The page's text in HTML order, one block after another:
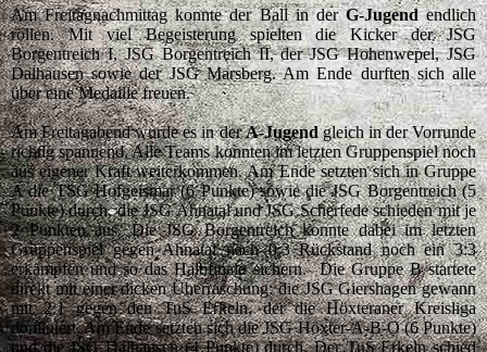
Am Freitagnachmittag konnte der Ball in derG-Jugendendlich
rollen. Mit viel Begeisterung spielten die Kicker der JSG
Borgentreich I, JSG Borgentreich II, der JSG Hohenwepel, JSG
Dalhausen sowie der JSG Marsberg. Am Ende durften sich alle
über eine Medaille freuen.
Am Freitagabend wurde es in derA-Jugendgleich in der Vorrunde
richtig spannend. Alle Teams konnten im letzten Gruppenspiel noch
aus eigener Kraft weiterkommen. Am Ende setzten sich in Gruppe
A die TSG Hofgeismar (6 Punkte) sowie die JSG Borgentreich (5
Punkte) durch, die JSG Ahnatal und JSG Scherfede schieden mit je
2 Punkten aus. Die JSG Borgentreich konnte dabei im letzten
Gruppenspiel gegen Ahnatal nach 0:3 Rückstand noch ein 3:3
erkämpfen und so das Halbfinale sichern. Die Gruppe B startete
direkt mit einer dicken Überraschung: die JSG Giershagen gewann
mit 2:1 gegen den TuS Erkeln, der die Höxteraner Kreisliga
dominiert. Am Ende setzten sich die JSG Höxter-A-B-O (6 Punkte)
und die JSG Dalhausen (4 Punkte) durch. Der TuS Erkeln schied